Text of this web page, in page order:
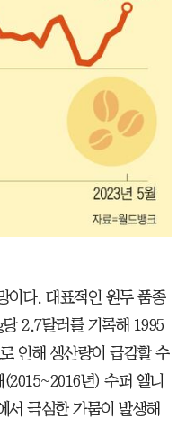
이다. 대표적인 원두 품종
2.7달러를 기록해 1995
인해 생산량이 급감할 수
년) 수퍼 엘니
서 극심한 가뭄이 발생해